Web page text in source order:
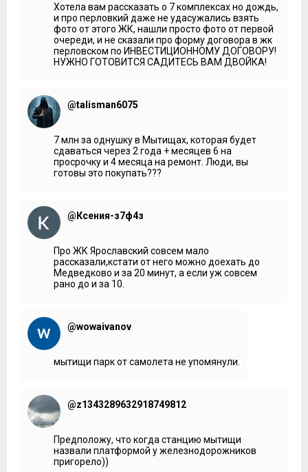
Хотела вам рассказать о 7 комплексах но дождь,
и про перловкий даже не удасужались взять
фото от этого ЖК, нашли просто фото от первой
очереди, и не сказали про форму договора в жк
перловском по ИНВЕСТИЦИОННОМУ ДОГОВОРУ!
НУЖНО ГОТОВИТСЯ САДИТЕСЬ ВАМ ДВОЙКА!
@talisman6075
7 млн за однушку в Мытищах, которая будет
сдаваться через 2 года + месяцев 6 на
просрочку и 4 месяца на ремонт. Люди, вы
готовы это покупать???
@Ксения-з7ф4з
Про ЖК Ярославский совсем мало
рассказали,кстати от него можно доехать до
Медведково и за 20 минут, а если уж совсем
рано до и за 10.
@wowaivanov
мытищи парк от самолета не упомянули.
@z1343289632918749812
Предположу, что когда станцию мытищи
назвали платформой у железнодорожников
пригорело))